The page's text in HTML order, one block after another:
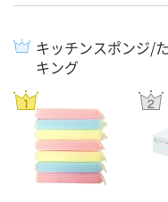
キッチンスポンジ/
キング